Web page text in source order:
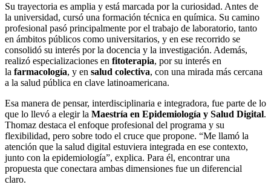
Su trayectoria es amplia y está marcada por la curiosidad. Antes de
la universidad, cursó una formación técnica en química. Su camino
profesional pasó principalmente por el trabajo de laboratorio, tanto
en ámbitos públicos como universitarios, y en ese recorrido se
consolidó su interés por la docencia y la investigación. Además,
realizó especializaciones en fitoterapia, por su interés en
la farmacología, y en salud colectiva, con una mirada más cercana
a la salud pública en clave latinoamericana.
Esa manera de pensar, interdisciplinaria e integradora, fue parte de lo
que lo llevó a elegir la Maestría en Epidemiología y Salud Digital.
Thomaz destaca el enfoque profesional del programa y su
flexibilidad, pero sobre todo el cruce que propone. “Me llamó la
atención que la salud digital estuviera integrada en ese contexto,
junto con la epidemiología”, explica. Para él, encontrar una
propuesta que conectara ambas dimensiones fue un diferencial
claro.